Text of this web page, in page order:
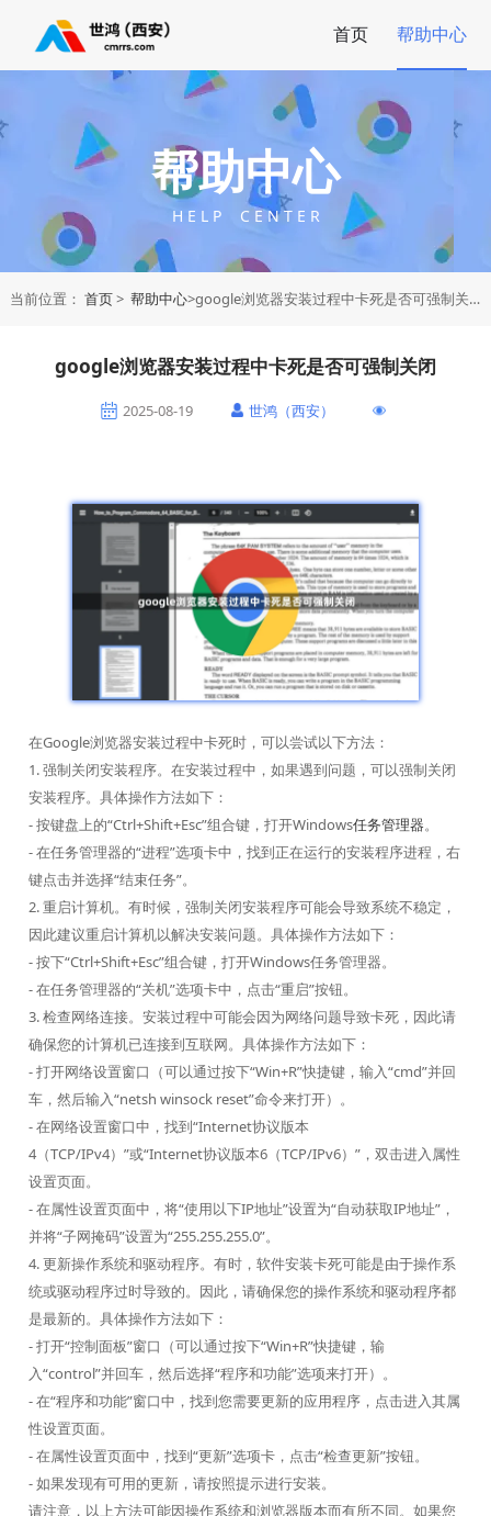
首页 帮助中心
帮助中心
H E L P C E N T E R
当前位置： 首页> 帮助中心>google浏览器安装过程中卡死是否可强制关闭
google浏览器安装过程中卡死是否可强制关闭
2025-08-19 世鸿（西安）
在Google浏览器安装过程中卡死时，可以尝试以下方法：
1. 强制关闭安装程序。在安装过程中，如果遇到问题，可以强制关闭
安装程序。具体操作方法如下：
- 按键盘上的“Ctrl+Shift+Esc”组合键，打开Windows任务管理器。
- 在任务管理器的“进程”选项卡中，找到正在运行的安装程序进程，右
键点击并选择“结束任务”。
2. 重启计算机。有时候，强制关闭安装程序可能会导致系统不稳定，
因此建议重启计算机以解决安装问题。具体操作方法如下：
- 按下“Ctrl+Shift+Esc”组合键，打开Windows任务管理器。
- 在任务管理器的“关机”选项卡中，点击“重启”按钮。
3. 检查网络连接。安装过程中可能会因为网络问题导致卡死，因此请
确保您的计算机已连接到互联网。具体操作方法如下：
- 打开网络设置窗口（可以通过按下“Win+R”快捷键，输入“cmd”并回
车，然后输入“netsh winsock reset”命令来打开）。
- 在网络设置窗口中，找到“Internet协议版本
4（TCP/IPv4）”或“Internet协议版本6（TCP/IPv6）”，双击进入属性
设置页面。
- 在属性设置页面中，将“使用以下IP地址”设置为“自动获取IP地址”，
并将“子网掩码”设置为“255.255.255.0”。
4. 更新操作系统和驱动程序。有时，软件安装卡死可能是由于操作系
统或驱动程序过时导致的。因此，请确保您的操作系统和驱动程序都
是最新的。具体操作方法如下：
- 打开“控制面板”窗口（可以通过按下“Win+R”快捷键，输
入“control”并回车，然后选择“程序和功能”选项来打开）。
- 在“程序和功能”窗口中，找到您需要更新的应用程序，点击进入其属
性设置页面。
- 在属性设置页面中，找到“更新”选项卡，点击“检查更新”按钮。
- 如果发现有可用的更新，请按照提示进行安装。
请注意，以上方法可能因操作系统和浏览器版本而有所不同。如果您